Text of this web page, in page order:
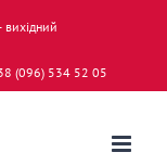
(096) 534 52 05